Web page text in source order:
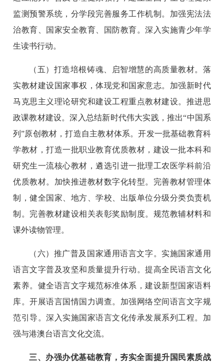
监测预警系统，分学段完善服务工作机制。加强宪法法
治教育、国家安全教育、国防教育。深入实施青少年学
生读书行动。
（五）打造培根铸魂、启智增慧的高质量教材。落
实教材建设国家事权，体现党和国家意志。加强新时代
马克思主义理论研究和建设工程重点教材建设。推进思
政课教材建设。深入总结新时代伟大实践，推出“中国系
列”原创教材，打造自主教材体系。开发一批基础教育科
学教材，打造一批职业教育优质教材，建设一批本科和
研究生一流核心教材，遴选引进一批理工农医学科前沿
优质教材。加快推进教材数字化转型。完善教材管理体
制，健全国家、地方、学校、出版单位分级分类负责机
制。完善教材建设相关表彰奖励制度。规范教辅材料和
课外读物管理。
（六）推广普及国家通用语言文字。实施国家通用
语言文字普及攻坚和质量提升行动。提高全民语言文化
素养。健全语言文字规范标准体系，建设新型国家语料
库。开展语言国情国力调查。加强网络空间语言文字规
范引导。深入实施国家语言文化传承发展系列工程。加
强与港澳台语言文化交流。
三、办强办优基础教育，夯实全面提升国民素质战